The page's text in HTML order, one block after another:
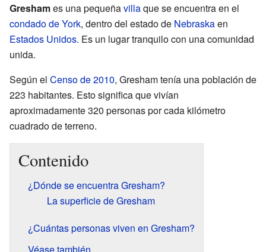
Greshames una pequeñavillaque se encuentra en el
condado de York, dentro del estado de Nebraskaen
Estados Unidos. Es un lugar tranquilo con una comunidad
unida.
Según el Censo de 2010, Gresham tenía una población de
223 habitantes. Esto significa que vivían
aproximadamente 320 personas por cada kilómetro
cuadrado de terreno.
Contenido
¿Dónde se encuentra Gresham?
La superficie de Gresham
¿Cuántas personas viven en Gresham?
Véase también